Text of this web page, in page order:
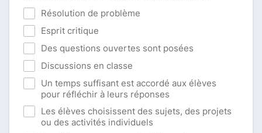
Résolution de problème
Esprit critique
Des questions ouvertes sont posées
Discussions en classe
Un temps suffisant est accordé aux élèves
pour réfléchir à leurs réponses
Les élèves choisissent des sujets, des projets
ou des activités individuels